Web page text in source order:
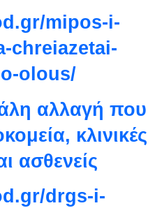
mipos-i-
chreiazetai-
olous/
αλλαγή που
κλινικές
ασθενείς
drgs-i-